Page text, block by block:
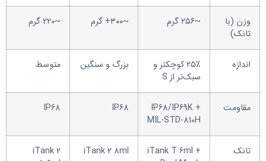
وزن (با
تانک)
~۲۵۶ گرم ~۳۰۰+ گرم ~۲۲۰ گرم
اندازه
۲۵٪ کوچکتر و
سبک‌تر از S
بزرگ و سنگین متوسط
مقاومت
IP68/IP69K +
MIL-STD-810H
IP68
IP68
تانک
iTank T ۶ml +
iTank 2 ۸ml
iTank 2